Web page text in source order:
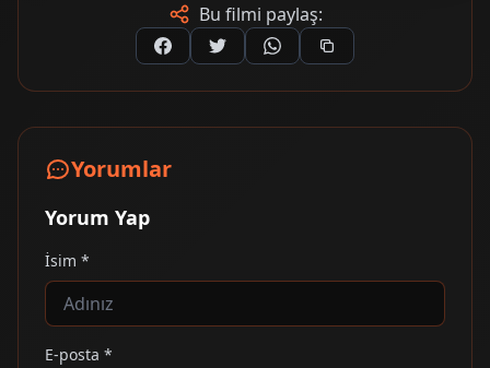
Bu filmi paylaş:
Yorumlar
Yorum Yap
İsim *
E-posta *